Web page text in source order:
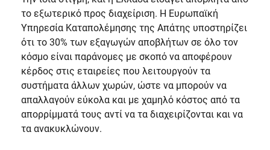
το εξωτερικό προς διαχείριση. Η Ευρωπαϊκή
Υπηρεσία Καταπολέμησης της Απάτης υποστηρίζει
ότι το 30% των εξαγωγών αποβλήτων σε όλο τον
κόσμο είναι παράνομες με σκοπό να αποφέρουν
κέρδος στις εταιρείες που λειτουργούν τα
συστήματα άλλων χωρών, ώστε να μπορούν να
απαλλαγούν εύκολα και με χαμηλό κόστος από τα
απορρίμματά τους αντί να τα διαχειρίζονται και να
τα ανακυκλώνουν.